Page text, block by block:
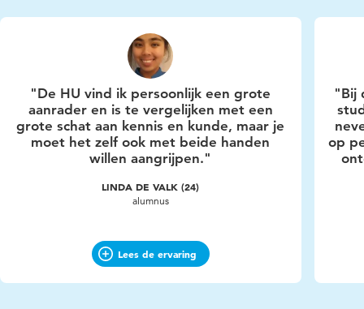
"De HU vind ik persoonlijk een grote
aanrader en is te vergelijken met een
grote schat aan kennis en kunde, maar je
moet het zelf ook met beide handen
willen aangrijpen."
LINDA DE VALK (24)
alumnus
Lees de ervaring
"Bij
op